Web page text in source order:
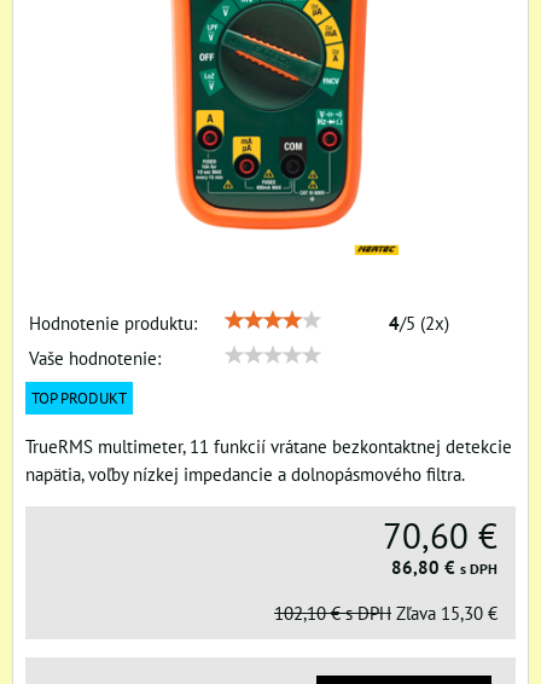
Hodnotenie produktu: 4/5 (2x)
Vaše hodnotenie:
TOP PRODUKT
TrueRMS multimeter, 11 funkcií vrátane bezkontaktnej detekcie
napätia, voľby nízkej impedancie a dolnopásmového filtra.
70,60 €
86,80 € s DPH
102,10 € s DPH Zľava 15,30 €